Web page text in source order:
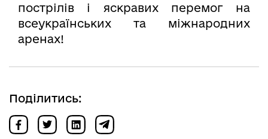
пострілів і яскравих перемог на
всеукраїнських та міжнародних
аренах!
Поділитись: